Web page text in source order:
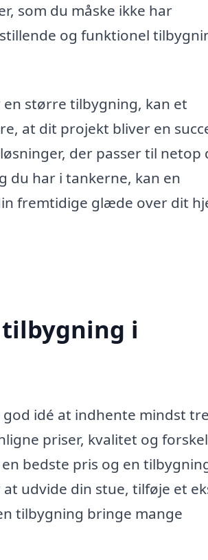
som du måske ikke har
og funktionel
større tilbygning, kan et
at dit projekt bliver en
der passer til netop
du har i tankerne, kan en
fremtidige glæde over dit
i
idé at indhente mindst tre
priser, kvalitet og
bedste pris og en
udvide din stue, tilføje et
tilbygning bringe mange